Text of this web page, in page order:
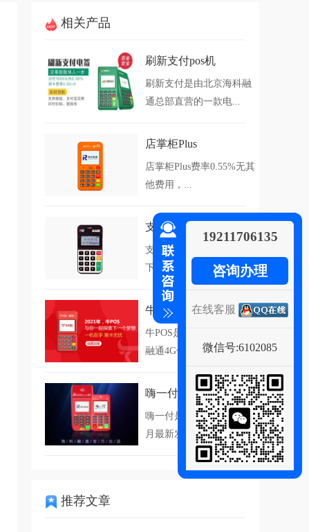
相关产品
刷新支付pos机
刷新支付是由北京海科融
通总部直营的一款电...
店掌柜Plus
店掌柜Plus费率0.55%无其
他费用，...
支付通Qpos
支付通Qpos是海科融通旗
下一款手机PO...
牛POS
牛POS是一款安全的海科
融通4G信号电签...
嗨一付
嗨一付是海科融通2021年4
月最新发布的...
推荐文章
19211706135
咨询办理
在线客服
微信号:6102085